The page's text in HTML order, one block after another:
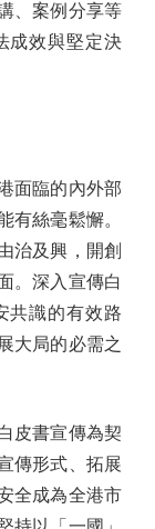
、案例分享等
成效與堅定決
面臨的內外部
有絲毫鬆懈。
治及興，開創
。深入宣傳白
共識的有效路
大局的必需之
皮書宣傳為契
傳形式、拓展
全成為全港市